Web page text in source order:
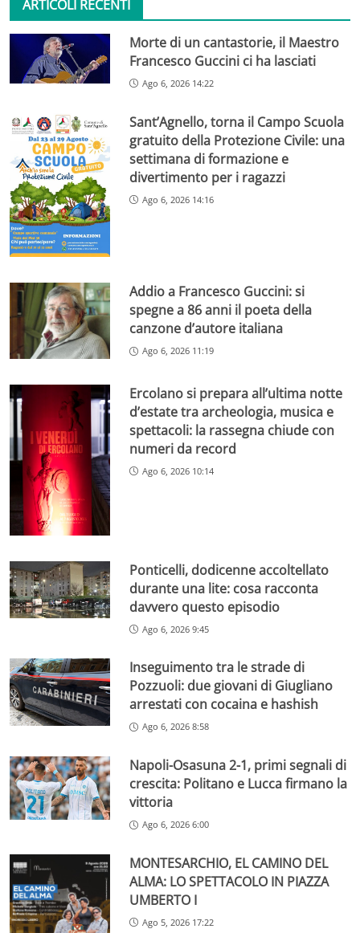
ARTICOLI RECENTI
Morte di un cantastorie, il Maestro
Francesco Guccini ci ha lasciati
Ago 6, 2026 14:22
Sant’Agnello, torna il Campo Scuola
gratuito della Protezione Civile: una
settimana di formazione e
divertimento per i ragazzi
Ago 6, 2026 14:16
Addio a Francesco Guccini: si
spegne a 86 anni il poeta della
canzone d’autore italiana
Ago 6, 2026 11:19
Ercolano si prepara all’ultima notte
d’estate tra archeologia, musica e
spettacoli: la rassegna chiude con
numeri da record
Ago 6, 2026 10:14
Ponticelli, dodicenne accoltellato
durante una lite: cosa racconta
davvero questo episodio
Ago 6, 2026 9:45
Inseguimento tra le strade di
Pozzuoli: due giovani di Giugliano
arrestati con cocaina e hashish
Ago 6, 2026 8:58
Napoli-Osasuna 2-1, primi segnali di
crescita: Politano e Lucca firmano la
vittoria
Ago 6, 2026 6:00
MONTESARCHIO, EL CAMINO DEL
ALMA: LO SPETTACOLO IN PIAZZA
UMBERTO I
Ago 5, 2026 17:22